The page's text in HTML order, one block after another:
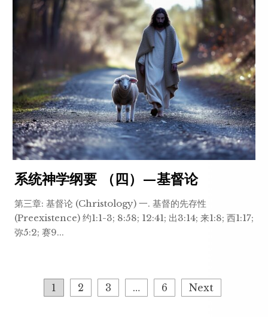
系统神学纲要 （四）—基督论
第三章: 基督论 (Christology) 一. 基督的先存性
(Preexistence) 约1:1-3; 8:58; 12:41; 出3:14; 来1:8; 西1:17;
弥5:2; 赛9...
pagination
1 2 3 … 6 Next